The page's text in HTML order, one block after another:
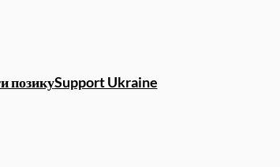
позикуSupport Ukraine